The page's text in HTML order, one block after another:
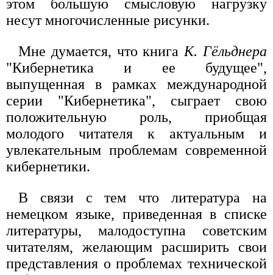
этом большую смысловую нагрузку
несут многочисленные рисунки.
Мне думается, что книгаК. Гёльднера
"Кибернетика и ее будущее",
выпущенная в рамках международной
серии "Кибернетика", сыграет свою
положительную роль, приобщая
молодого читателя к актуальным и
увлекательным проблемам современной
кибернетики.
В связи с тем что литература на
немецком языке, приведенная в списке
литературы, малодоступна советским
читателям, желающим расширить свои
представления о проблемах технической